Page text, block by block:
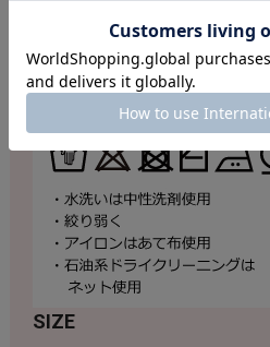
せたスポーツシーンに最適なお作りで
素材で着心地もさらりと滑らか。ベー
ムとも相性の良い旬のアイテムです。
番:S52G361802）とのアンサンブルも
SIZE